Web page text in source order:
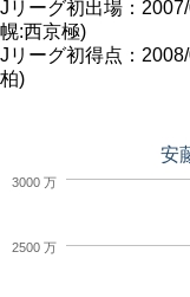
Jリーグ初出場：
幌:西京極)
Jリーグ初得点：
柏)
安
2500 万
3000 万